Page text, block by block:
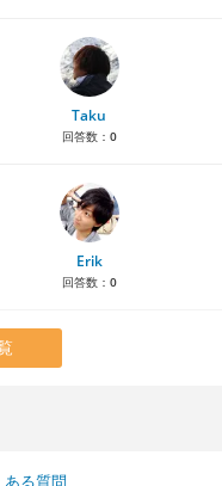
Taku
回答数： 0
Erik
回答数： 0
ある質問